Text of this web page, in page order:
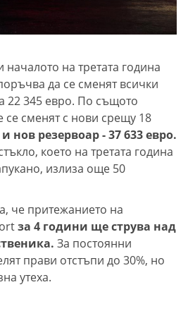
началото на третата година
да се сменят всички
22 345 евро. По същото
се сменят с нови срещу 18
и нов резервоар - 37 633 евро.
което на третата година
излиза още 50
че притежанието на
за 4 години ще струва над
За постоянни
прави отстъпи до 30%, но
утеха.